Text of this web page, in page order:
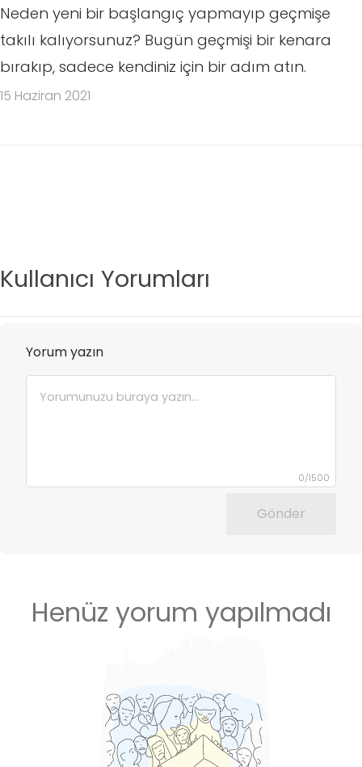
Neden yeni bir başlangıç yapmayıp geçmişe
takılı kalıyorsunuz? Bugün geçmişi bir kenara
bırakıp, sadece kendiniz için bir adım atın.
15 Haziran 2021
Kullanıcı Yorumları
Yorum yazın
0/1500
Gönder
Henüz yorum yapılmadı